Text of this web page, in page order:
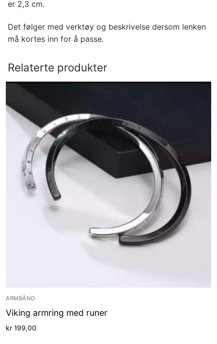
er 2,3 cm.
Det følger med verktøy og beskrivelse dersom lenken
må kortes inn for å passe.
Relaterte produkter
ARMBÅND
Viking armring med runer
kr 199,00